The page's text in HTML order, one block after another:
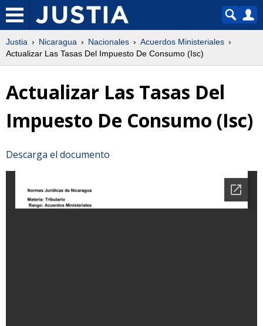
Justia Nicaragua Nacionales
Acuerdos Ministeriales
Actualizar Las Tasas Del Impuesto De Consumo (Isc)
Actualizar Las Tasas Del
Impuesto De Consumo (Isc)
Descarga el documento